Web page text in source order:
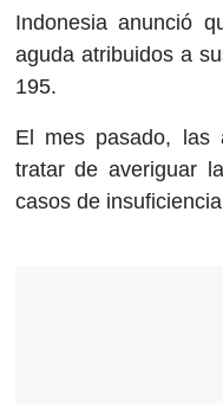
Indonesia anunció
aguda atribuidos a
195.
El mes pasado, las
tratar de averiguar
casos de